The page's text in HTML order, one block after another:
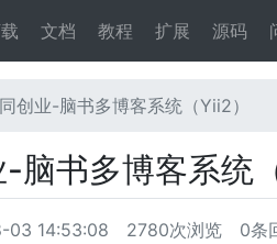
文档 教程 扩展 源码
创业-脑书多博客系统（Yii2）
脑书多博客系统
03 14:53:08 2780次浏览 0条